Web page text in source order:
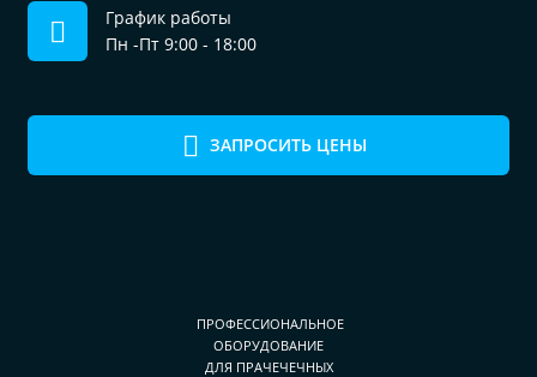
ПРОФЕССИОНАЛЬНОЕ
ОБОРУДОВАНИЕ
ДЛЯ ПРАЧЕЧЕЧНЫХ
ЗАПРОСИТЬ ЦЕНЫ
График работы
Пн -Пт 9:00 - 18:00